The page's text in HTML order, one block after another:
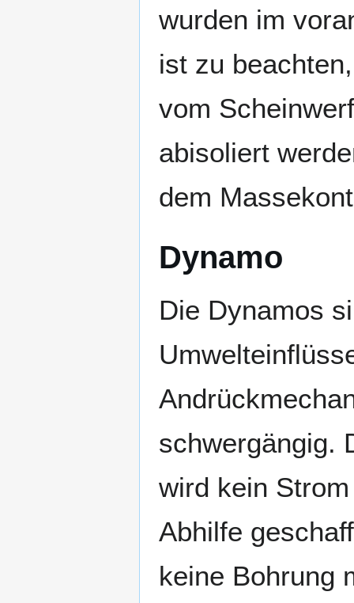
wurden im
ist zu
vom
abisoliert
dem
Dynamo
Die Dynamos
schwergängig.
wird kein
Abhilfe
keine Bohrung